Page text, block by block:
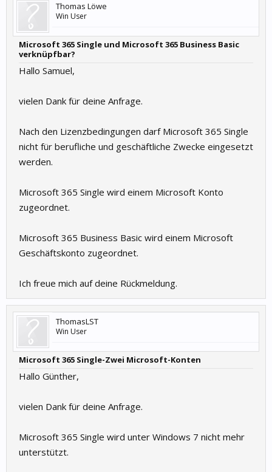
Thomas Löwe
Win User
Microsoft 365 Single und Microsoft 365 Business Basic
verknüpfbar?
Hallo Samuel,
vielen Dank für deine Anfrage.
Nach den Lizenzbedingungen darf Microsoft 365 Single
nicht für berufliche und geschäftliche Zwecke eingesetzt
werden.
Microsoft 365 Single wird einem Microsoft Konto
zugeordnet.
Microsoft 365 Business Basic wird einem Microsoft
Geschäftskonto zugeordnet.
Ich freue mich auf deine Rückmeldung.
ThomasLST
Win User
Microsoft 365 Single-Zwei Microsoft-Konten
Hallo Günther,
vielen Dank für deine Anfrage.
Microsoft 365 Single wird unter Windows 7 nicht mehr
unterstützt.